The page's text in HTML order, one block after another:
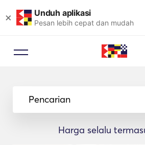
× Unduh aplikasi
Pesan lebih cepat dan mudah
Pencarian
Harga selalu